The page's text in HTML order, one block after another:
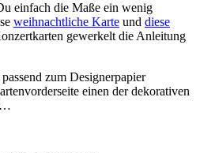
einfach die Maße ein wenig
weihnachtliche Karte und diese
gewerkelt die Anleitung
zum Designerpapier
einen der dekorativen